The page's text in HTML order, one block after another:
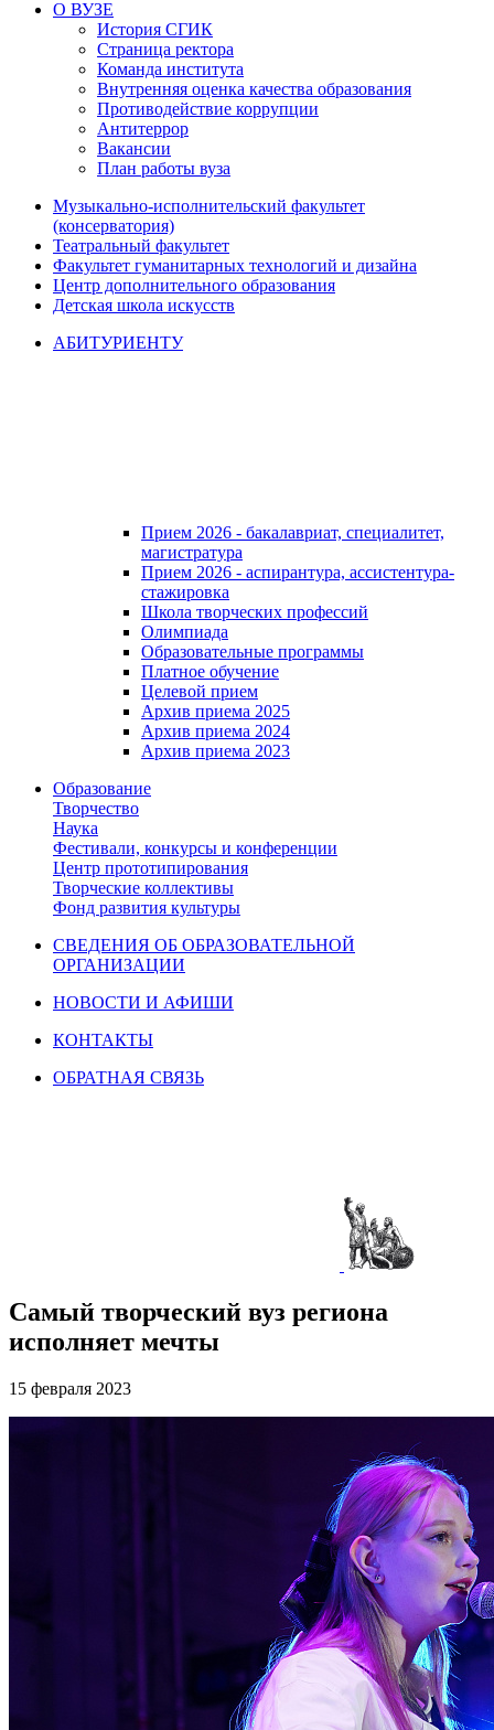
О ВУЗЕ
История СГИК
Страница ректора
Команда института
Внутренняя оценка качества образования
Противодействие коррупции
Антитеррор
Вакансии
План работы вуза
Музыкально-исполнительский факультет
(консерватория)
Театральный факультет
Факультет гуманитарных технологий и дизайна
Центр дополнительного образования
Детская школа искусств
АБИТУРИЕНТУ
Прием 2026 - бакалавриат, специалитет,
магистратура
Прием 2026 - аспирантура, ассистентура-
стажировка
Школа творческих профессий
Олимпиада
Образовательные программы
Платное обучение
Целевой прием
Архив приема 2025
Архив приема 2024
Архив приема 2023
Образование
Творчество
Наука
Фестивали, конкурсы и конференции
Центр прототипирования
Творческие коллективы
Фонд развития культуры
СВЕДЕНИЯ ОБ ОБРАЗОВАТЕЛЬНОЙ
ОРГАНИЗАЦИИ
НОВОСТИ И АФИШИ
КОНТАКТЫ
ОБРАТНАЯ СВЯЗЬ
Самый творческий вуз региона
исполняет мечты
15 февраля 2023